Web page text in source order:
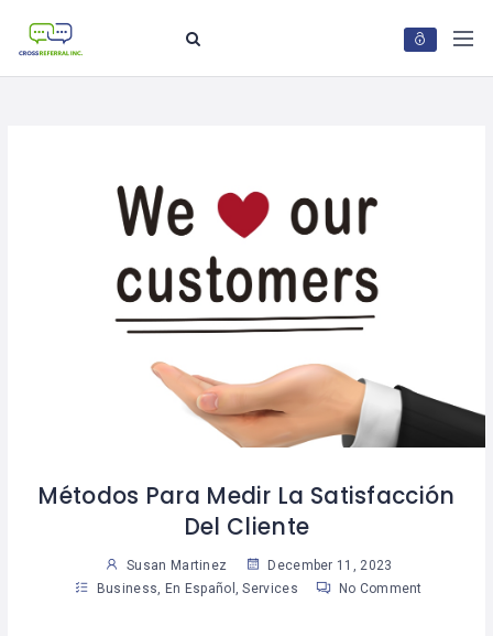
Métodos Para Medir La Satisfacción
Del Cliente
Susan Martinez
December 11, 2023
Business
En Español ,Services No Comment